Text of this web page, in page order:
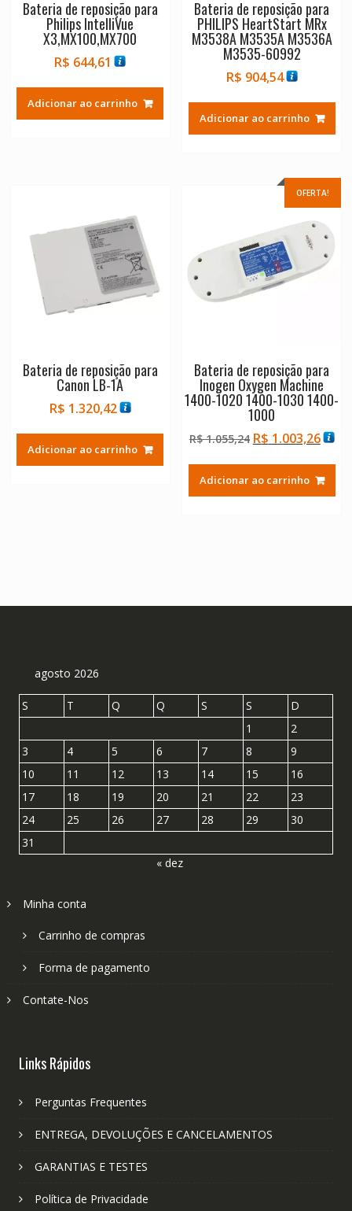
Bateria de reposição para
Philips IntelliVue
X3,MX100,MX700
R$ 644,61
Adicionar ao carrinho
Bateria de reposição para
PHILIPS HeartStart MRx
M3538A M3535A M3536A
M3535-60992
R$ 904,54
Adicionar ao carrinho
Bateria de reposição para
Canon LB-1A
R$ 1.320,42
Adicionar ao carrinho
OFERTA!
Bateria de reposição para
Inogen Oxygen Machine
1400-1020 1400-1030 1400-
1000
R$1.055,24 O
original
era:
R$ 1.003,26O
é:
Adicionar ao carrinho
agosto 2026
S T Q Q S S
D
1
2
3
4 5 6 7 8
9
10
11 12 13 14 15
16
17
18 19 20 21 22
23
24
25 26 27 28 29
30
31
« dez
Minha conta
Carrinho de compras
Forma de pagamento
Contate-Nos
Links Rápidos
Perguntas Frequentes
ENTREGA, DEVOLUÇÕES E CANCELAMENTOS
GARANTIAS E TESTES
Política de Privacidade